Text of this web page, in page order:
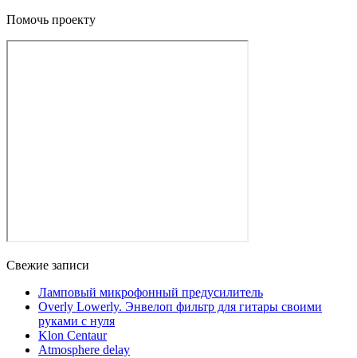
Помочь проекту
Свежие записи
Ламповый микрофонный предусилитель
Overly Lowerly. Энвелоп фильтр для гитары своими
руками с нуля
Klon Centaur
Atmosphere delay